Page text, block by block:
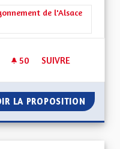
: La Culture, l'Education et
de l'Alsace
50 50 ABONNÉS
SUIVRE
LA PROPOSITION LE